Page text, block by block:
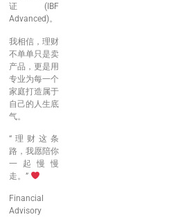
证(IBF
Advanced)。
我相信，理财
不单单只是卖
产品，更是用
专业为每一个
家庭打造属于
自己的人生底
气。
“理财这条
路，我愿陪你
一起慢慢
走。”
Financial
Advisory